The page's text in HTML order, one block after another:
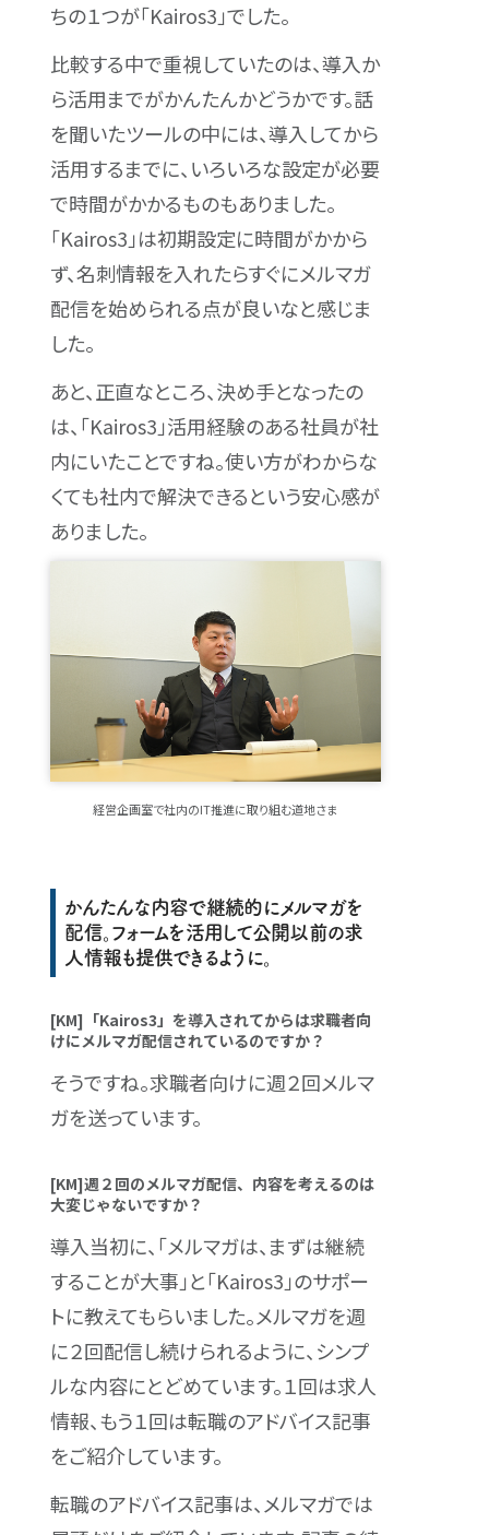
ちの１つが「Kairos3」でした。
比較する中で重視していたのは、導入か
ら活用までがかんたんかどうかです。話
を聞いたツールの中には、導入してから
活用するまでに、いろいろな設定が必要
で時間がかかるものもありました。
「Kairos3」は初期設定に時間がかから
ず、名刺情報を入れたらすぐにメルマガ
配信を始められる点が良いなと感じま
した。
あと、正直なところ、決め手となったの
は、「Kairos3」活用経験のある社員が社
内にいたことですね。使い方がわからな
くても社内で解決できるという安心感が
ありました。
経営企画室で社内のIT推進に取り組む道地さま
かんたんな内容で継続的にメルマガを
配信。フォームを活用して公開以前の求
人情報も提供できるように。
[KM]「Kairos3」を導入されてからは求職者向
けにメルマガ配信されているのですか？
そうですね。求職者向けに週２回メルマ
ガを送っています。
[KM]週２回のメルマガ配信、内容を考えるのは
大変じゃないですか？
導入当初に、「メルマガは、まずは継続
することが大事」と「Kairos3」のサポー
トに教えてもらいました。メルマガを週
に２回配信し続けられるように、シンプ
ルな内容にとどめています。１回は求人
情報、もう１回は転職のアドバイス記事
をご紹介しています。
転職のアドバイス記事は、メルマガでは